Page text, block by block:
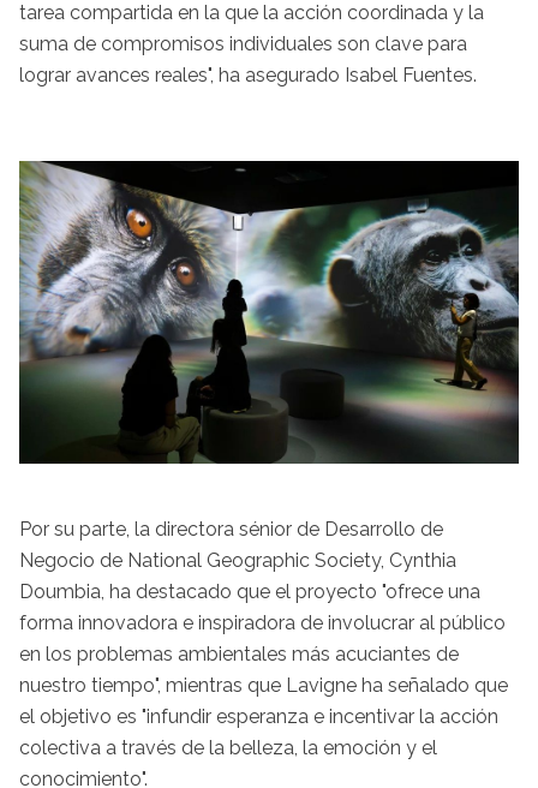
tarea compartida en la que la acción coordinada y la
suma de compromisos individuales son clave para
lograr avances reales", ha asegurado Isabel Fuentes.
Por su parte, la directora sénior de Desarrollo de
Negocio de National Geographic Society, Cynthia
Doumbia, ha destacado que el proyecto "ofrece una
forma innovadora e inspiradora de involucrar al público
en los problemas ambientales más acuciantes de
nuestro tiempo", mientras que Lavigne ha señalado que
el objetivo es "infundir esperanza e incentivar la acción
colectiva a través de la belleza, la emoción y el
conocimiento".